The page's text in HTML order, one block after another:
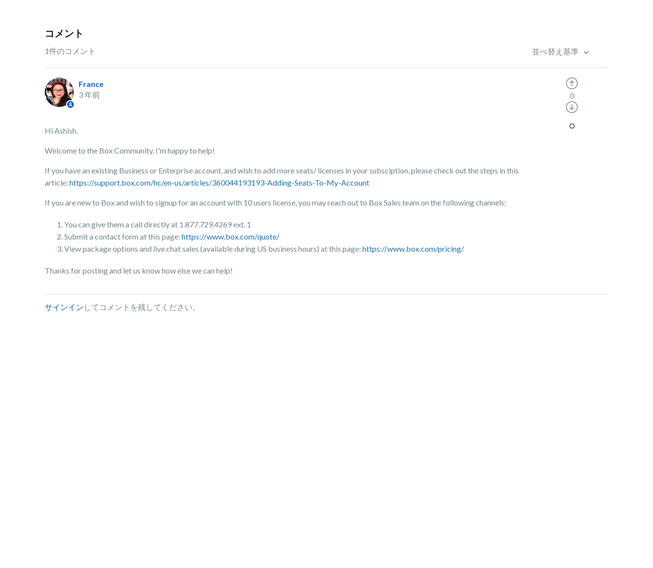
コメント
1件のコメント 並べ替え基準
France
3 年前
Hi Ashish,
Welcome to the Box Community, I'm happy to help!
If you have an existing Business or Enterprise account, and wish to add more seats/ licenses in your subsciption, please check out the steps in this
article: https://support.box.com/hc/en-us/articles/360044193193-Adding-Seats-To-My-Account
If you are new to Box and wish to signup for an account with 10 users license, you may reach out to Box Sales team on the following channels:
You can give them a call directly at 1.877.729.4269 ext. 1
Submit a contact form at this page: https://www.box.com/quote/
View package options and live chat sales (available during US business hours) at this page: https://www.box.com/pricing/
Thanks for posting and let us know how else we can help!
0
サインイン してコメントを残してください。